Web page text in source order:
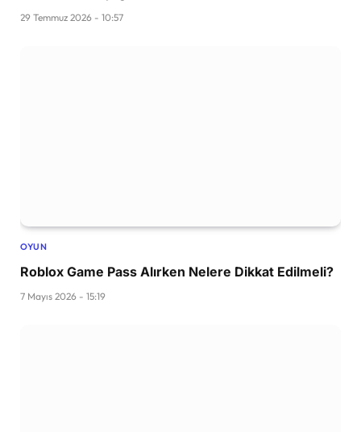
29 Temmuz 2026 - 10:57
OYUN
Roblox Game Pass Alırken Nelere Dikkat Edilmeli?
7 Mayıs 2026 - 15:19